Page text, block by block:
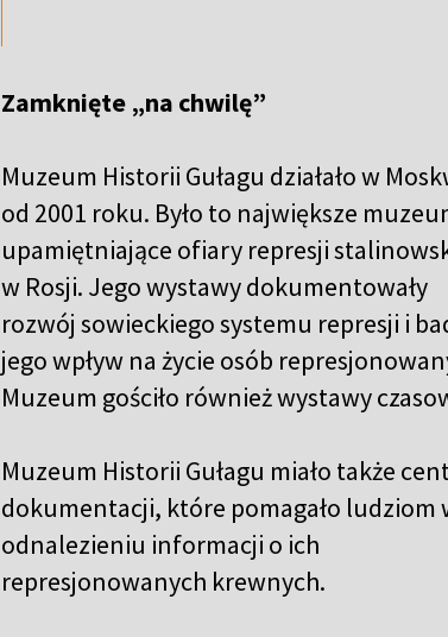
Zamknięte „na chwilę”
Muzeum Historii Gułagu działało w
od 2001 roku. Było to największe
upamiętniające ofiary represji
w Rosji. Jego wystawy dokumentowały
rozwój sowieckiego systemu represji i
jego wpływ na życie osób
Muzeum gościło również wystawy
Muzeum Historii Gułagu miało także
dokumentacji, które pomagało ludziom
odnalezieniu informacji o ich
represjonowanych krewnych.